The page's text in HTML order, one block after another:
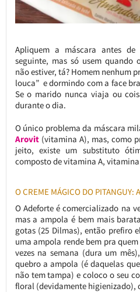
Apliquem a máscara antes
seguinte, mas só usem quando
não estiver, tá? Homem nenhum
louca” e dormindo com a face
Se o marido nunca viaja ou
durante o dia.
O único problema da máscara
Arovit(vitamina A), mas, como
jeito, existe um substituto
composto de vitamina A,
O CREME MÁGICO DO PITANGUY:
O Adeforte é comercializado na
mas a ampola é bem mais
gotas (25 Dilmas), então prefiro
uma ampola rende bem pra
vezes na semana (dura um
quebro a ampola (é daquelas
não tem tampa) e coloco o seu
floral (devidamente higienizado),